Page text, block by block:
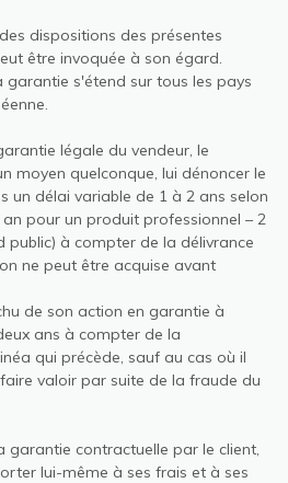
dispositions des présentes
être invoquée à son égard.
s'étend sur tous les pays
légale du vendeur, le
moyen quelconque, lui dénoncer le
un délai variable de 1 à 2 ans selon
pour un produit professionnel – 2
à compter de la délivrance
ne peut être acquise avant
de son action en garantie à
ans à compter de la
qui précède, sauf au cas où il
valoir par suite de la fraude du
garantie contractuelle par le client,
lui-même à ses frais et à ses